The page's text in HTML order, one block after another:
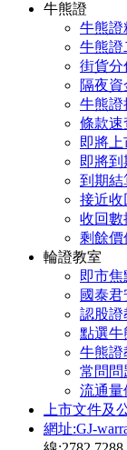
牛熊證
牛熊證
牛熊證
街貨分
隔夜資
牛熊證
條款速
即將上
即將到
到期結
接近收
收回數
剩餘價
輪證教室
即市焦
國泰
認股證
點選牛
牛熊證
常問問
流通量
上市文件及
網址:GJ-